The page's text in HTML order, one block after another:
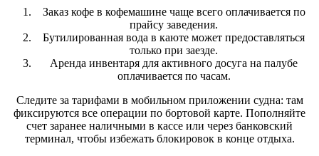
Заказ кофе в кофемашине чаще всего оплачивается по
прайсу заведения.
Бутилированная вода в каюте может предоставляться
только при заезде.
Аренда инвентаря для активного досуга на палубе
оплачивается по часам.
Следите за тарифами в мобильном приложении судна: там
фиксируются все операции по бортовой карте. Пополняйте
счет заранее наличными в кассе или через банковский
терминал, чтобы избежать блокировок в конце отдыха.